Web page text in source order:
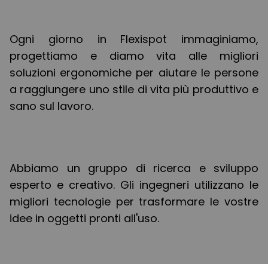
Ogni giorno in Flexispot immaginiamo,
progettiamo e diamo vita alle migliori
soluzioni ergonomiche per aiutare le persone
a raggiungere uno stile di vita più produttivo e
sano sul lavoro.
Abbiamo un gruppo di ricerca e sviluppo
esperto e creativo. Gli ingegneri utilizzano le
migliori tecnologie per trasformare le vostre
idee in oggetti pronti all'uso.